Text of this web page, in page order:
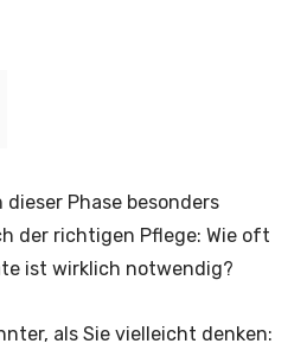
dieser Phase besonders
der richtigen Pflege: Wie oft
ist wirklich notwendig?
als Sie vielleicht denken: